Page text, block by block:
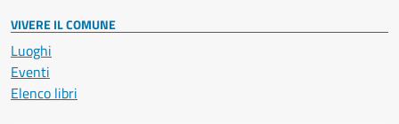
VIVERE IL COMUNE
Luoghi
Eventi
Elenco libri